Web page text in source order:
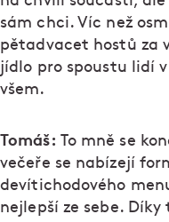
sám chci. Víc než
pětadvacet hostů za
jídlo pro spoustu lidí
všem.
Tomáš: To mně se
večeře se nabízejí
devítichodového
nejlepší ze sebe.